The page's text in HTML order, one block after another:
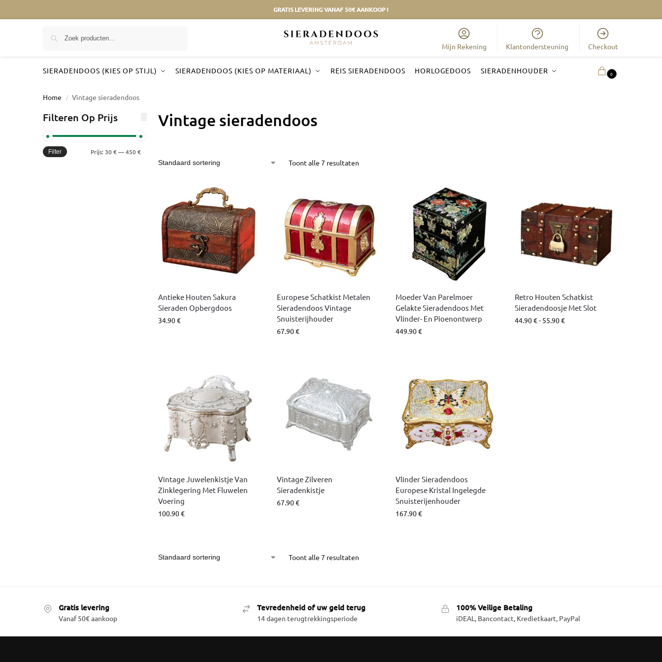
GRATIS LEVERING VANAF 50€ AANKOOP !
Mijn Rekening Klantondersteuning Checkout
SIERADENDOOS (KIES OP STIJL) SIERADENDOOS (KIES OP MATERIAAL) REIS SIERADENDOOS HORLOGEDOOS SIERADENHOUDER 0
Home / Vintage sieradendoos
Vintage sieradendoos
Toont alle 7 resultaten
Antieke Houten Sakura
Sieraden Opbergdoos
34.90€
Europese Schatkist Metalen
Sieradendoos Vintage
Snuisterijhouder
67.90€
Moeder Van Parelmoer
Gelakte Sieradendoos Met
Vlinder- En Pioenontwerp
449.90€
Retro Houten Schatkist
Sieradendoosje Met Slot
44.90€- 55.90€
Vintage Juwelenkistje Van
Zinklegering Met Fluwelen
Voering
100.90€
Vintage Zilveren
Sieradenkistje
67.90€
Vlinder Sieradendoos
Europese Kristal Ingelegde
Snuisterijenhouder
167.90€
Toont alle 7 resultaten
Filteren Op Prijs
Filter Prijs: 30 €—450 €
Gratis levering
Vanaf 50€ aankoop
Tevredenheid of uw geld terug
14 dagen terugtrekkingsperiode
100% Veilige Betaling
iDEAL, Bancontact, Kredietkaart, PayPal